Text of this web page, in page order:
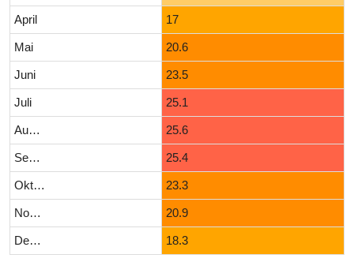
April 17
Mai 20.6
Juni 23.5
Juli 25.1
August 25.6
September 25.4
Oktober 23.3
November 20.9
Dezember 18.3